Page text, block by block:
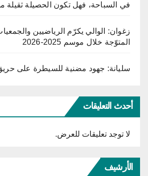
في السباحة، فهل تكون الحصيلة ثقيلة
زغوان: الوالي يكرّم الرياضيين
المتوّجة خلال موسم 2025-2026
سليانة: جهود مضنية للسيطرة على
أحدث التعليقات
لا توجد تعليقات للعرض.
الأرشيف